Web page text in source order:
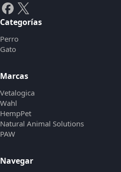
Categorías
Perro
Gato
Marcas
Vetalogica
Wahl
HempPet
Natural Animal Solutions
PAW
Navegar